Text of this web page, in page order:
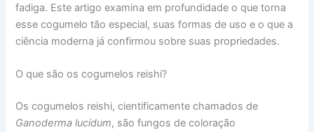
fadiga. Este artigo examina em profundidade o que torna
esse cogumelo tão especial, suas formas de uso e o que a
ciência moderna já confirmou sobre suas propriedades.
O que são os cogumelos reishi?
Os cogumelos reishi, cientificamente chamados de
Ganoderma lucidum, são fungos de coloração